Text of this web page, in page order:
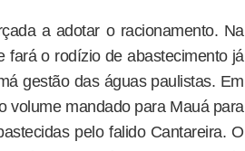
a adotar o racionamento. Na
fará o rodízio de abastecimento já
gestão das águas paulistas. Em
volume mandado para Mauá para
pelo falido Cantareira. O